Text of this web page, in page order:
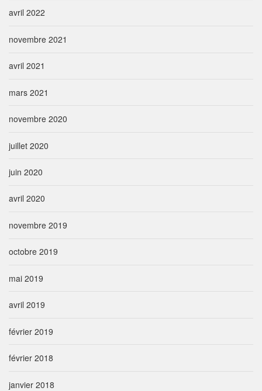
avril 2022
novembre 2021
avril 2021
mars 2021
novembre 2020
juillet 2020
juin 2020
avril 2020
novembre 2019
octobre 2019
mai 2019
avril 2019
février 2019
février 2018
janvier 2018